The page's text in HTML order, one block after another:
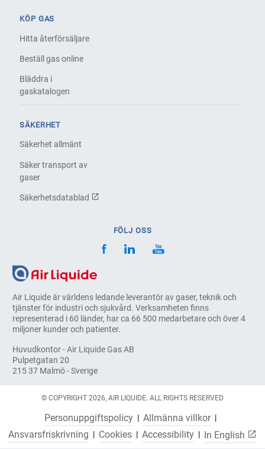
Air Liquide är världens ledande leverantör av gaser, teknik och
tjänster för industri och sjukvård. Verksamheten finns
representerad i 60 länder, har ca 66 500 medarbetare och över 4
miljoner kunder och patienter.
Huvudkontor - Air Liquide Gas AB
Pulpetgatan 20
215 37 Malmö - Sverige
KÖP GAS
Hitta återförsäljare
Beställ gas online
Bläddra i
gaskatalogen
SÄKERHET
Säkerhet allmänt
Säker transport av
gaser
Säkerhetsdatablad
FÖLJ OSS
© COPYRIGHT 2026, AIR LIQUIDE. ALL RIGHTS RESERVED
Personuppgiftspolicy
Allmänna villkor
Ansvarsfriskrivning
Cookies Accessibility In English